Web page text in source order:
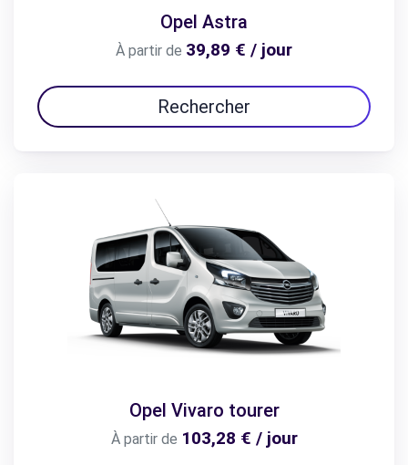
Opel Astra
À partir de 39,89 € / jour
Rechercher
Opel Vivaro tourer
À partir de 103,28 € / jour